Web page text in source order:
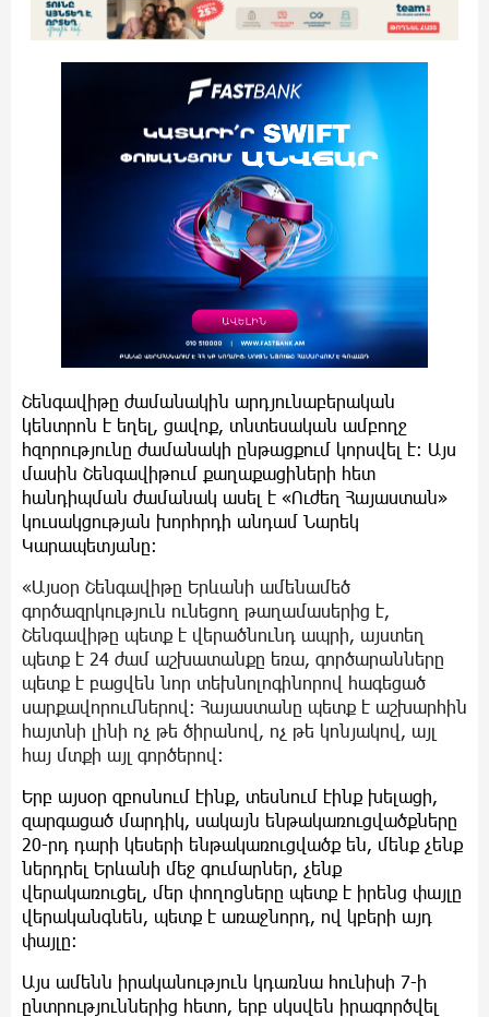
Շենգավիթը ժամանակին արդյունաբերական
կենտրոն է եղել, ցավոք, տնտեսական ամբողջ
հզորությունը ժամանակի ընթացքում կորսվել է։ Այս
մասին Շենգավիթում քաղաքացիների հետ
հանդիպման ժամանակ ասել է «Ուժեղ Հայաստան»
կուսակցության խորհրդի անդամ Նարեկ
Կարապետյանը:
«Այսօր Շենգավիթը Երևանի ամենամեծ
գործազրկություն ունեցող թաղամասերից է,
Շենգավիթը պետք է վերածնունդ ապրի, այստեղ
պետք է 24 ժամ աշխատանքը եռա, գործարանները
պետք է բացվեն նոր տեխնոլոգինորով հագեցած
սարքավորումներով։ Հայաստանը պետք է աշխարհին
հայտնի լինի ոչ թե ծիրանով, ոչ թե կոնյակով, այլ
հայ մտքի այլ գործերով։
Երբ այսօր զբոսնում էինք, տեսնում էինք խելացի,
զարգացած մարդիկ, սակայն ենթակառուցվածքները
20-րդ դարի կեսերի ենթակառուցվածք են, մենք չենք
ներդրել Երևանի մեջ գումարներ, չենք
վերակառուցել, մեր փողոցները պետք է իրենց փայլը
վերականգնեն, պետք է առաջնորդ, ով կբերի այդ
փայլը։
Այս ամենն իրականություն կդառնա հունիսի 7-ի
ընտրություններից հետո, երբ սկսվեն իրագործվել